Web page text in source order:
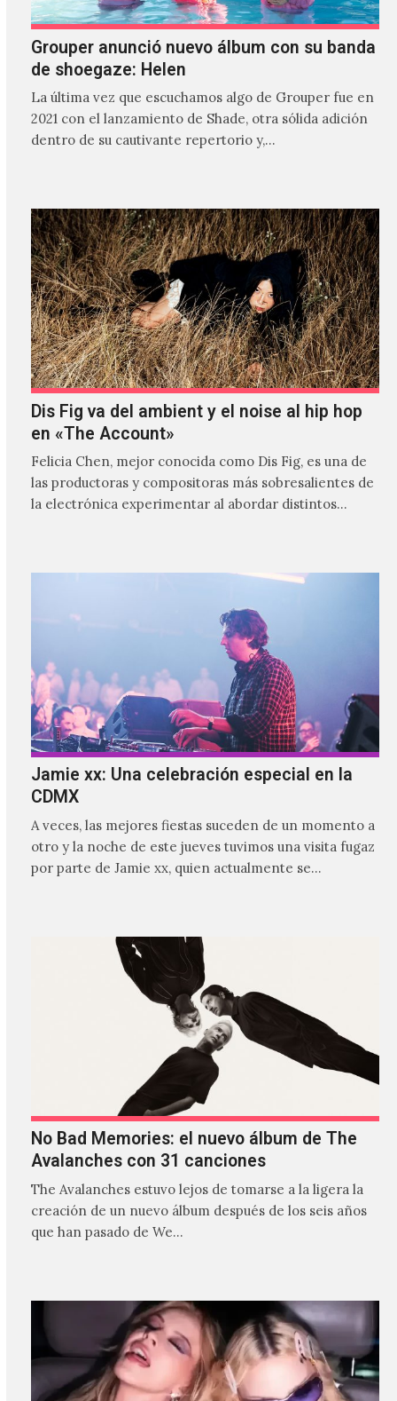
Grouper anunció nuevo álbum con su banda
de shoegaze: Helen
La última vez que escuchamos algo de Grouper fue en
2021 con el lanzamiento de Shade, otra sólida adición
dentro de su cautivante repertorio y,…
Dis Fig va del ambient y el noise al hip hop
en «The Account»
Felicia Chen, mejor conocida como Dis Fig, es una de
las productoras y compositoras más sobresalientes de
la electrónica experimentar al abordar distintos
Jamie xx: Una celebración especial en la
CDMX
A veces, las mejores fiestas suceden de un momento a
otro y la noche de este jueves tuvimos una visita fugaz
por parte de Jamie xx, quien actualmente se
No Bad Memories: el nuevo álbum de The
Avalanches con 31 canciones
The Avalanches estuvo lejos de tomarse a la ligera la
creación de un nuevo álbum después de los seis años
que han pasado de We…